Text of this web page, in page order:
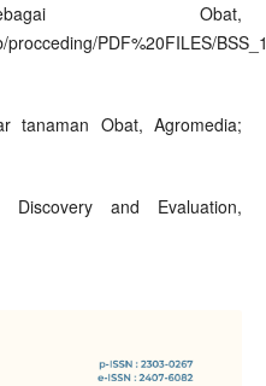
Obat,
PDF%20FILES/
tanaman Obat, Agromedia;
and Evaluation,